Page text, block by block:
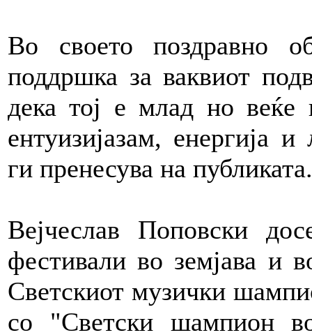
Во своето поздравно
поддршка за ваквиот
дека тој е млад но веќе
ентуизијазам, енергија
ги пренесува на публиката.
Вејчеслав Поповски
фестивали во земјава и
Светскиот музички
со "Светски шампион